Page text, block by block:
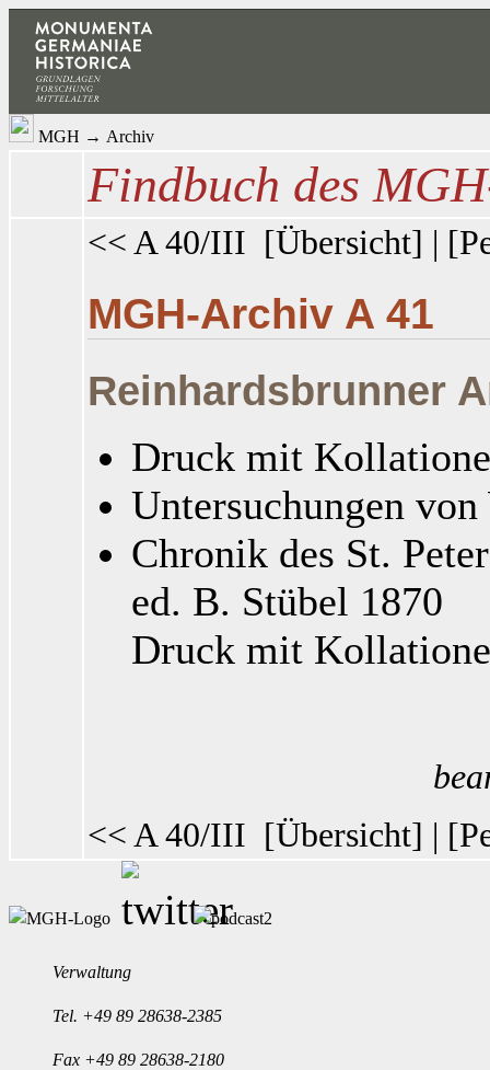
MGH → Archiv
Findbuch des
<< A 40/III [Übersicht] | [
MGH-Archiv A 41
Reinhardsbrunner
Druck mit
Untersuchungen
Chronik des St.
ed. B. Stübel 1870
Druck mit
<< A 40/III [Übersicht] | [
Verwaltung
Tel. +49 89 28638-2385
Fax +49 89 28638-2180